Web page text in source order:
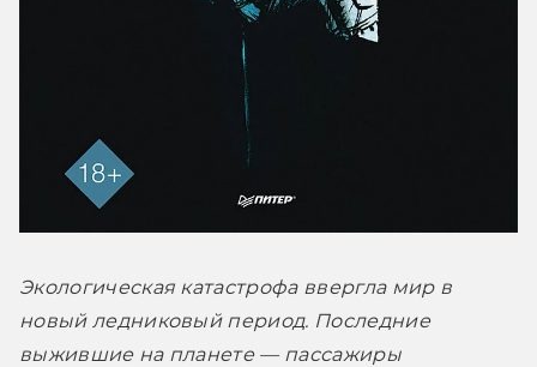
Экологическая катастрофа ввергла мир в
новый ледниковый период. Последние
выжившие на планете — пассажиры